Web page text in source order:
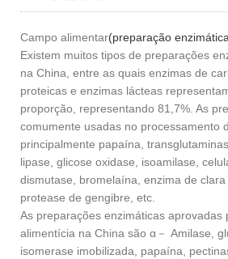
Campo alimentar(preparação
Existem muitos tipos de preparações
na China, entre as quais enzimas de
proteicas e enzimas lácteas
proporção, representando 81,7%. As
comumente usadas no processamento
principalmente papaína,
lipase, glicose oxidase, isoamilase,
dismutase, bromelaína, enzima de
protease de gengibre, etc.
As preparações enzimáticas aprovadas
alimentícia na China são α－ Amilase,
isomerase imobilizada, papaína,